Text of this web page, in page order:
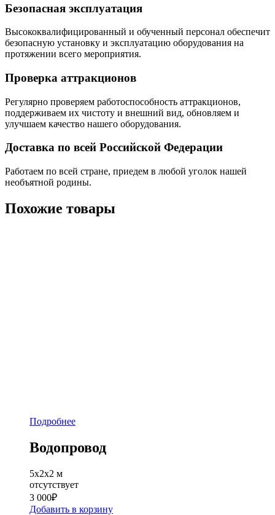
Безопасная эксплуатация
Высококвалифицированный и обученный персонал обеспечит
безопасную установку и эксплуатацию оборудования на
протяжении всего мероприятия.
Проверка аттракционов
Регулярно проверяем работоспособность аттракционов,
поддерживаем их чистоту и внешний вид, обновляем и
улучшаем качество нашего оборудования.
Доставка по всей Российской Федерации
Работаем по всей стране, приедем в любой уголок нашей
необъятной родины.
Похожие товары
Подробнее
Водопровод
5х2х2 м
отсутствует
3 000₽
Добавить в корзину